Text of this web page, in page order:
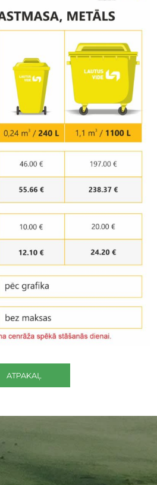
ATPAKAĻ